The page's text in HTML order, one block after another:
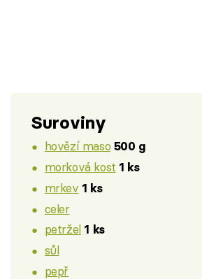
Suroviny
hovězí maso 500 g
morková kost 1 ks
mrkev 1 ks
celer
petržel 1 ks
sůl
pepř